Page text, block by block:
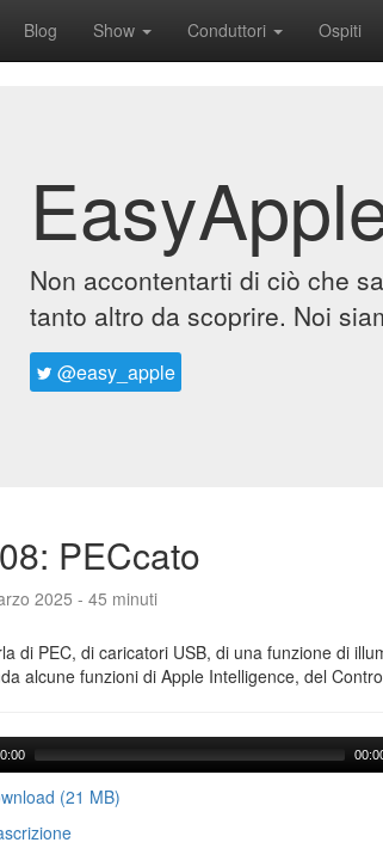
Blog Show Conduttori Ospiti
Non accontentarti di ciò che
tanto altro da scoprire. Noi
@easy_apple
PECcato
2025 - 45 minuti
di PEC, di caricatori USB, di una funzione di
alcune funzioni di Apple Intelligence, del
(21 MB)